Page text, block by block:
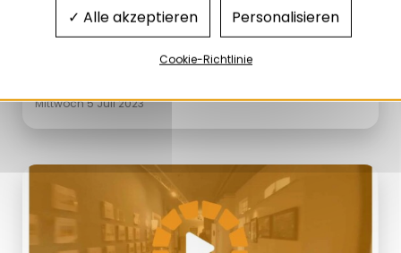
Grenzüberschreitendes Netz zu
Mittwoch 5 Juli 2023
Alle akzeptieren
Personalisieren
Cookie-Richtlinie